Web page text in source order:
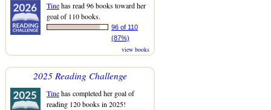
Tinehas read 96 books toward her
goal of 110 books.
96 of 110
(87%)
view books
2025 Reading Challenge
Tinehas completed her goal of
reading 120 books in 2025!